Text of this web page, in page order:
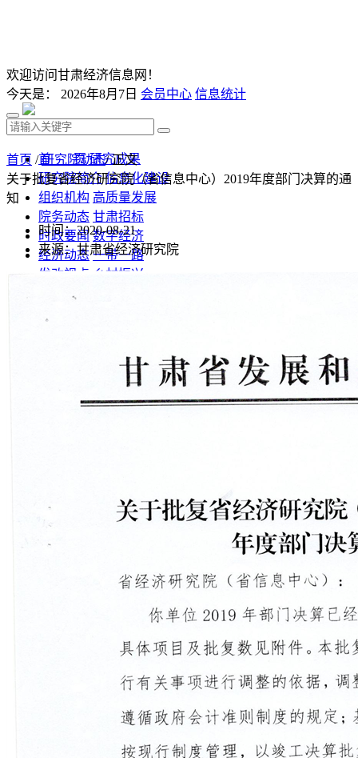
欢迎访问甘肃经济信息网！
今天是： 2026年8月7日 会员中心 信息统计
首 页 研究成果
研究院简介 信息化建设
组织机构 高质量发展
院务动态 甘肃招标
时政要闻 数字经济
经济动态 一带一路
发改视点 乡村振兴
投资分析
首页 /研究院动态/ 正文
关于批复省经济研究院（省信息中心）2019年度部门决算的通
知
时间：2020-08-21
来源：甘肃省经济研究院